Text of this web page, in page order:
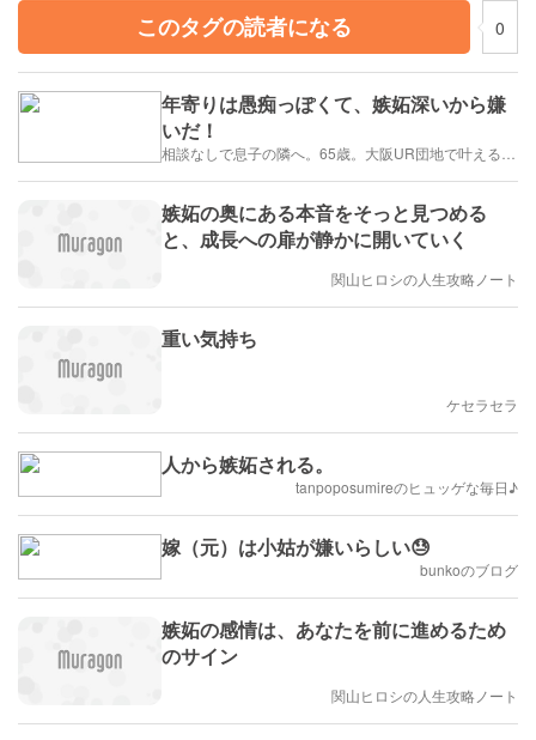
このタグの読者になる
0
年寄りは愚痴っぽくて、嫉妬深いから嫌
いだ！
嫉妬の奥にある本音をそっと見つめる
と、成長への扉が静かに開いていく
関山ヒロシの人生攻略ノート
重い気持ち
ケセラセラ
人から嫉妬される。
tanpoposumireのヒュッゲな毎日♪
嫁（元）は小姑が嫌いらしい😓
bunkoのブログ
嫉妬の感情は、あなたを前に進めるため
のサイン
関山ヒロシの人生攻略ノート